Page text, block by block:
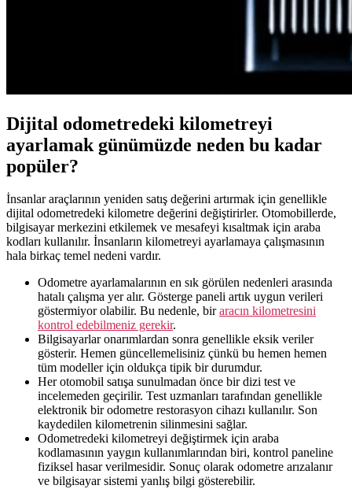
Dijital odometredeki kilometreyi
ayarlamak günümüzde neden bu kadar
popüler?
İnsanlar araçlarının yeniden satış değerini artırmak için genellikle
dijital odometredeki kilometre değerini değiştirirler. Otomobillerde,
bilgisayar merkezini etkilemek ve mesafeyi kısaltmak için araba
kodları kullanılır. İnsanların kilometreyi ayarlamaya çalışmasının
hala birkaç temel nedeni vardır.
Odometre ayarlamalarının en sık görülen nedenleri arasında
hatalı çalışma yer alır. Gösterge paneli artık uygun verileri
göstermiyor olabilir. Bu nedenle, biraracın kilometresini
kontrol edebilmeniz gerekir.
Bilgisayarlar onarımlardan sonra genellikle eksik veriler
gösterir. Hemen güncellemelisiniz çünkü bu hemen hemen
tüm modeller için oldukça tipik bir durumdur.
Her otomobil satışa sunulmadan önce bir dizi test ve
incelemeden geçirilir. Test uzmanları tarafından genellikle
elektronik bir odometre restorasyon cihazı kullanılır. Son
kaydedilen kilometrenin silinmesini sağlar.
Odometredeki kilometreyi değiştirmek için araba
kodlamasının yaygın kullanımlarından biri, kontrol paneline
fiziksel hasar verilmesidir. Sonuç olarak odometre arızalanır
ve bilgisayar sistemi yanlış bilgi gösterebilir.